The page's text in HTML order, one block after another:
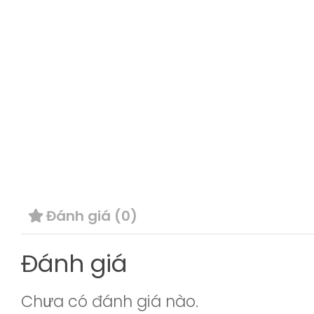
Đánh giá (0)
Đánh giá
Chưa có đánh giá nào.